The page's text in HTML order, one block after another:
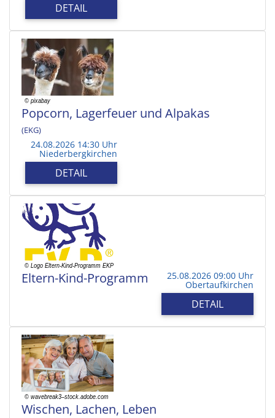
DETAIL
Popcorn, Lagerfeuer und Alpakas
(EKG)
24.08.2026 14:30 Uhr
Niederbergkirchen
DETAIL
Eltern-Kind-Programm 25.08.2026 09:00 Uhr
Obertaufkirchen
DETAIL
Wischen, Lachen, Leben